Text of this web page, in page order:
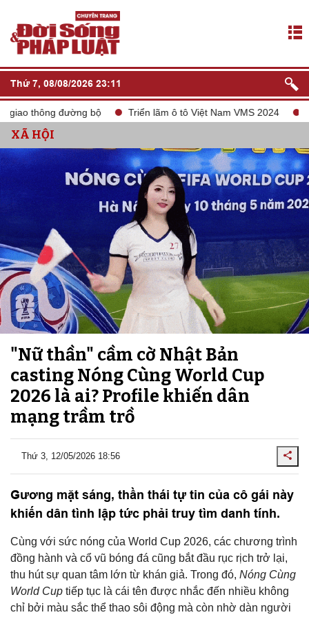
Thứ 7, 08/08/2026 23:11
bộ Triển lãm ô tô Việt Nam VMS 2024 tắt sóng 2G
XÃ HỘI
"Nữ thần" cầm cờ Nhật Bản
casting Nóng Cùng World Cup
2026 là ai? Profile khiến dân
mạng trầm trồ
Thứ 3, 12/05/2026 18:56
Gương mặt sáng, thần thái tự tin của cô gái này
khiến dân tình lập tức phải truy tìm danh tính.
Cùng với sức nóng của World Cup 2026, các chương trình
đồng hành và cổ vũ bóng đá cũng bắt đầu rục rịch trở lại,
thu hút sự quan tâm lớn từ khán giả. Trong đó, Nóng Cùng
World Cup tiếp tục là cái tên được nhắc đến nhiều không
chỉ bởi màu sắc thể thao sôi động mà còn nhờ dàn người